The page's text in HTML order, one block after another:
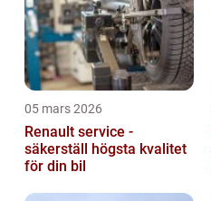
05 mars 2026
Renault service -
säkerställ högsta kvalitet
för din bil